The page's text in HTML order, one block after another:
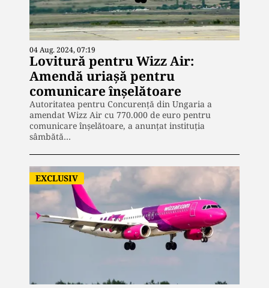
04 Aug. 2024, 07:19
Lovitură pentru Wizz Air:
Amendă uriașă pentru
comunicare înșelătoare
Autoritatea pentru Concurență din Ungaria a
amendat Wizz Air cu 770.000 de euro pentru
comunicare înșelătoare, a anunțat instituția
sâmbătă…
EXCLUSIV